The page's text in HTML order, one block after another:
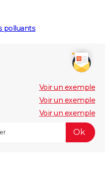
polluants
Voir un exemple
Voir un exemple
Voir un exemple